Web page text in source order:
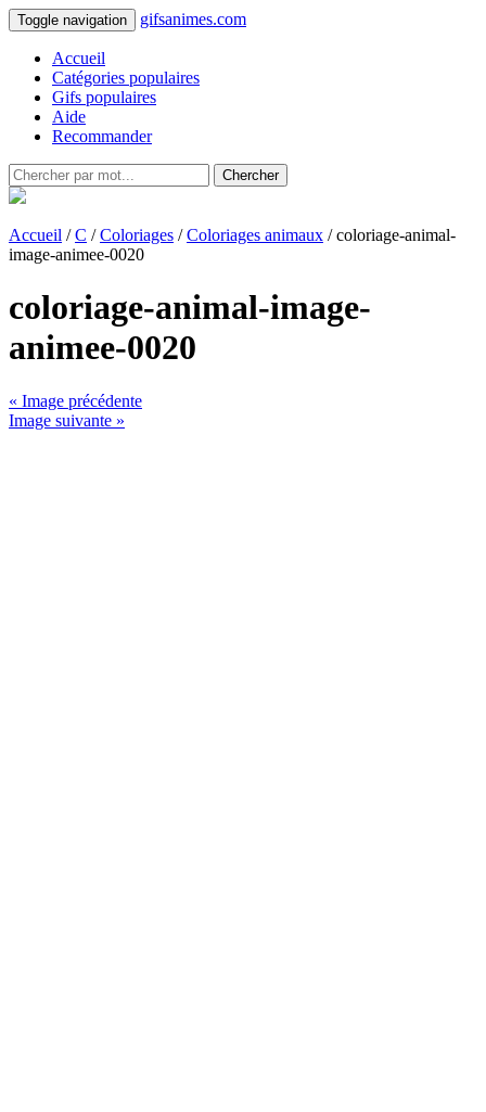
Toggle navigation gifsanimes.com
Accueil
Catégories populaires
Gifs populaires
Aide
Recommander
Chercher
Accueil /C /Coloriages /Coloriages animaux / coloriage-animal-
image-animee-0020
coloriage-animal-image-
animee-0020
« Image précédente
Image suivante »